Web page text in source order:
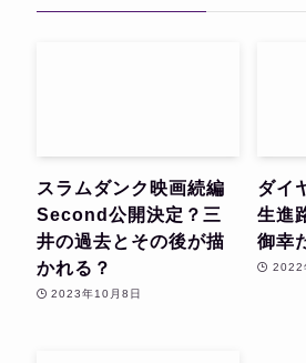
スラムダンク映画続編
Second公開決定？三
井の過去とその後が描
かれる？
2023年10月8日
ダイ
生進
御幸
2022